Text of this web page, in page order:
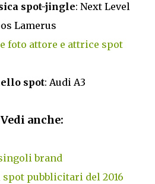
spot-jingle: Next Level
Lamerus
foto attore e attrice spot
spot: Audi A3
anche:
brand
pubblicitari del 2016